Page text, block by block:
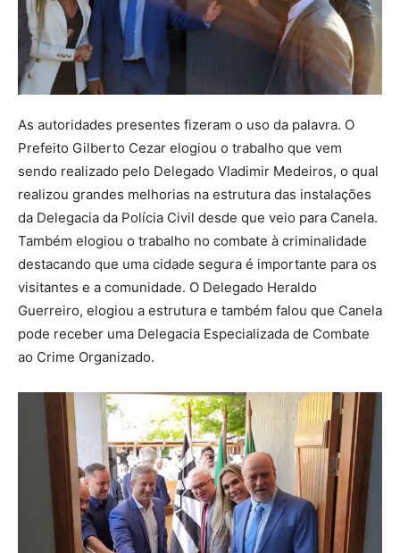
As autoridades presentes fizeram o uso da palavra. O
Prefeito Gilberto Cezar elogiou o trabalho que vem
sendo realizado pelo Delegado Vladimir Medeiros, o qual
realizou grandes melhorias na estrutura das instalações
da Delegacia da Polícia Civil desde que veio para Canela.
Também elogiou o trabalho no combate à criminalidade
destacando que uma cidade segura é importante para os
visitantes e a comunidade. O Delegado Heraldo
Guerreiro, elogiou a estrutura e também falou que Canela
pode receber uma Delegacia Especializada de Combate
ao Crime Organizado.